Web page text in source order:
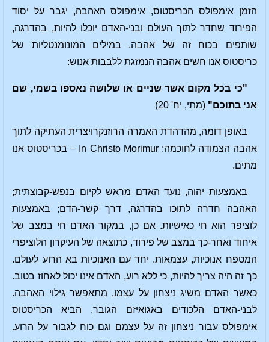
הזמן אימפולס הכריסטוס, אימפולס האהבה, יגבר על יסוד
הפירוד שחדר לתוך העולם ובני-האדם יוכלו להיות, בהדרגה,
שותפים בכוח זה של אהבה. במילים המונומנטליות של
כריסטוס אנו חשים אהבה הנמזגת ללבבות אנוש:
"כי בכל מקום אשר שניים או שלושה נאספו בשמי, שם
אני בתוכם"(מתי, יח' 20)
באופן דומה, מהדהדת האמרה הרוזנקרויצרית העתיקה לתוך
אהבה הצמודה לחוכמה: In Christo Morimur – בכריסטוס אנו
מתים.
באמצעות יהוה, נועד האדם מראש לקיום בנפש-קבוצתית;
האהבה חדרה לתוכו בהדרגה, דרך קשר-הדם; באמצעות
לוציפר הוא חי כאישיות. אם כן, במקור האדם חי במצב של
איחוד ואחר-כך במצב של פירוד, כתוצאה של העיקרון הלוציפרי
המטפח אנוכיות, עצמאות. יחד עם האנוכיות בא הרוע לעולם.
כך זה היה צריך להיות, כי ללא רוע, האדם אינו יכול לאחוז בטוב.
כאשר האדם משיג ניצחון על עצמו, מתאפשר גילוי האהבה.
לבני-האדם הלכודים באגואיזם הגובר, הביא הכריסטוס
אימפולס עבור ניצחון זה על עצמם וגם כוח לגבור על הרוע.